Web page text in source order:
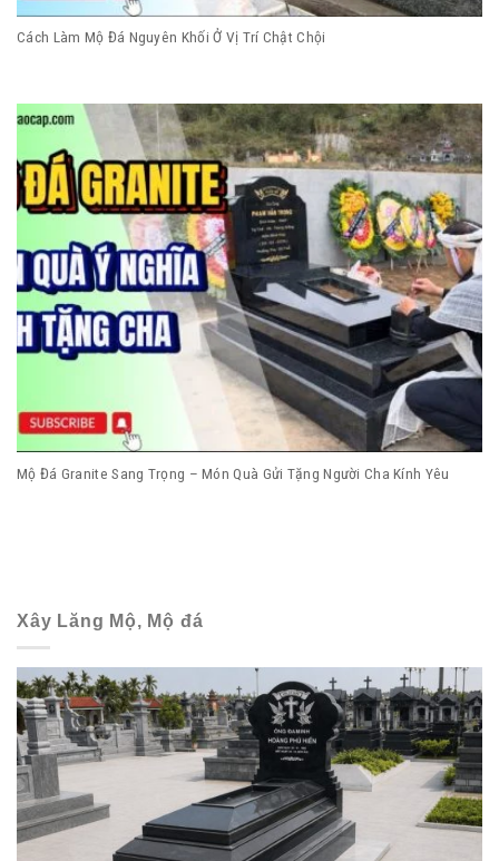
Cách Làm Mộ Đá Nguyên Khối Ở Vị Trí Chật Chội
Mộ Đá Granite Sang Trọng – Món Quà Gửi Tặng Người Cha Kính Yêu
Xây Lăng Mộ, Mộ đá